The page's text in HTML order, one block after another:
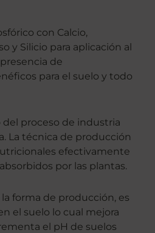
con Calcio,
y Silicio para aplicación al
de
para el suelo y todo
proceso de industria
La técnica de producción
efectivamente
por las plantas.
forma de producción, es
el suelo lo cual mejora
el pH de suelos